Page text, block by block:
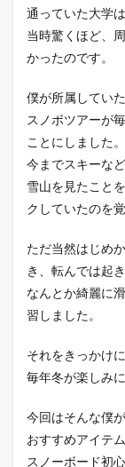
通っていた大学
当時驚くほど、
かったのです。
僕が所属してい
スノボツアーが
ことにしました。
今までスキーな
雪山を見たこと
クしていたのを
ただ当然はじめ
き、転んでは起
なんとか綺麗に
習しました。
それをきっかけ
毎年冬が楽しみ
今回はそんな僕
おすすめアイテ
スノーボード初